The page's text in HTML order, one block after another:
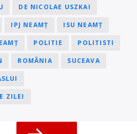
DE NICOLAE USZKAI
IPJ NEAMȚ ISU NEAMȚ
POLITIE POLITISTI
ROMÂNIA SUCEAVA
ZILEI